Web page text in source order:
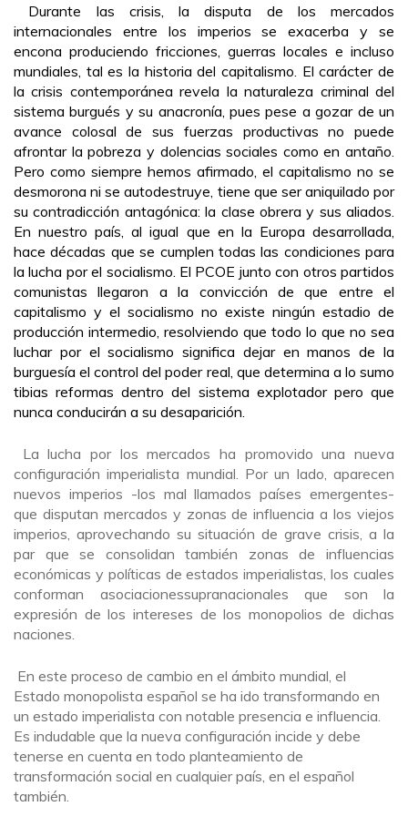
Durante las crisis, la disputa de los mercados
internacionales entre los imperios se exacerba y se
encona produciendo fricciones, guerras locales e incluso
mundiales, tal es la historia del capitalismo. El carácter de
la crisis contemporánea revela la naturaleza criminal del
sistema burgués y su anacronía, pues pese a gozar de un
avance colosal de sus fuerzas productivas no puede
afrontar la pobreza y dolencias sociales como en antaño.
Pero como siempre hemos afirmado, el capitalismo no se
desmorona ni se autodestruye, tiene que ser aniquilado por
su contradicción antagónica: la clase obrera y sus aliados.
En nuestro país, al igual que en la Europa desarrollada,
hace décadas que se cumplen todas las condiciones para
la lucha por el socialismo. El PCOE junto con otros partidos
comunistas llegaron a la convicción de que entre el
capitalismo y el socialismo no existe ningún estadio de
producción intermedio, resolviendo que todo lo que no sea
luchar por el socialismo significa dejar en manos de la
burguesía el control del poder real, que determina a lo sumo
tibias reformas dentro del sistema explotador pero que
nunca conducirán a su desaparición.
La lucha por los mercados ha promovido una nueva
configuración imperialista mundial. Por un lado, aparecen
nuevos imperios -los mal llamados países emergentes-
que disputan mercados y zonas de influencia a los viejos
imperios, aprovechando su situación de grave crisis, a la
par que se consolidan también zonas de influencias
económicas y políticas de estados imperialistas, los cuales
conforman asociacionessupranacionales que son la
expresión de los intereses de los monopolios de dichas
naciones.
En este proceso de cambio en el ámbito mundial, el
Estado monopolista español se ha ido transformando en
un estado imperialista con notable presencia e influencia.
Es indudable que la nueva configuración incide y debe
tenerse en cuenta en todo planteamiento de
transformación social en cualquier país, en el español
también.